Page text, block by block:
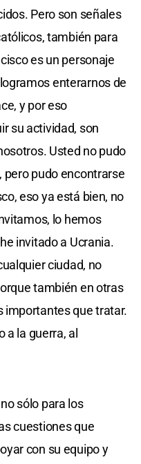
Pero son señales
también para
es un personaje
enterarnos de
y por eso
su actividad, son
Usted no pudo
pudo encontrarse
eso ya está bien, no
lo hemos
invitado a Ucrania.
ciudad, no
también en otras
importantes que tratar.
a la guerra, al
sólo para los
cuestiones que
con su equipo y